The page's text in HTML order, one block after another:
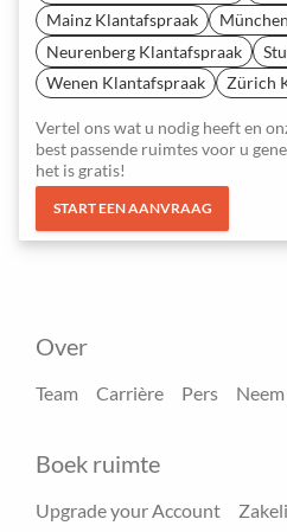
Mainz Klantafspraak
Neurenberg Klantafspraak
Wenen Klantafspraak
Zürich
Vertel ons wat u nodig heeft en
best passende ruimtes voor u
het is gratis!
START EEN AANVRAAG
Over
Team Carrière Pers
Boek ruimte
Upgrade your Account